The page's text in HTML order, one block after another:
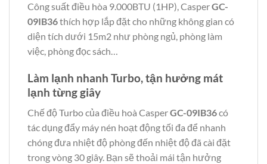
Công suất điều hòa 9.000BTU (1HP), CasperGC-
09IB36thích hợp lắp đặt cho những không gian có
diện tích dưới 15m2 như phòng ngủ, phòng làm
việc, phòng đọc sách…
Làm lạnh nhanh Turbo, tận hưởng mát
lạnh từng giây
Chế độ Turbo của điều hoà CasperGC-09IB36có
tác dụng đẩy máy nén hoạt động tối đa để nhanh
chóng đưa nhiệt độ phòng đến nhiệt độ đã cài đặt
trong vòng 30 giây. Bạn sẽ thoải mái tận hưởng